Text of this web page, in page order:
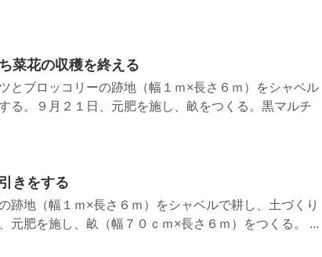
菜花の収穫を終える
とブロッコリーの跡地（幅１ｍ×長さ６ｍ）をシャベル
る。９月２１日、元肥を施し、畝をつくる。黒マルチ
きをする
跡地（幅１ｍ×長さ６ｍ）をシャベルで耕し、土づくり
元肥を施し、畝（幅７０ｃｍ×長さ６ｍ）をつくる。 ...